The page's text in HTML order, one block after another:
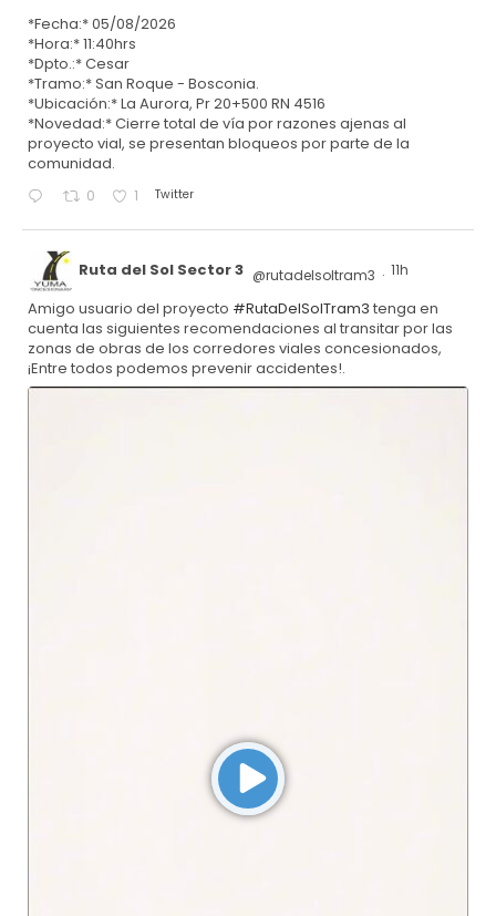
*Fecha:* 05/08/2026
*Hora:* 11:40hrs
*Dpto.:* Cesar
*Tramo:* San Roque - Bosconia.
*Ubicación:* La Aurora, Pr 20+500 RN 4516
*Novedad:* Cierre total de vía por razones ajenas al
proyecto vial, se presentan bloqueos por parte de la
comunidad.
0 1 Twitter
Ruta del Sol Sector 3 @rutadelsoltram3 · 11h
Amigo usuario del proyecto #RutaDelSolTram3 tenga en
cuenta las siguientes recomendaciones al transitar por las
zonas de obras de los corredores viales concesionados,
¡Entre todos podemos prevenir accidentes!.